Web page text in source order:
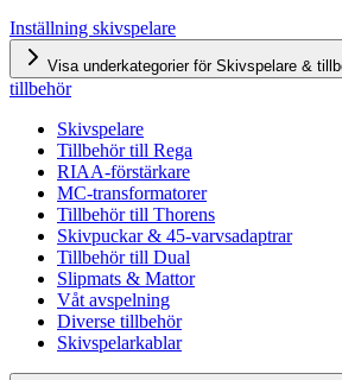
Inställning skivspelare
Visa underkategorier för Skivspelare &
tillbehör
Skivspelare
Tillbehör till Rega
RIAA-förstärkare
MC-transformatorer
Tillbehör till Thorens
Skivpuckar & 45-varvsadaptrar
Tillbehör till Dual
Slipmats & Mattor
Våt avspelning
Diverse tillbehör
Skivspelarkablar